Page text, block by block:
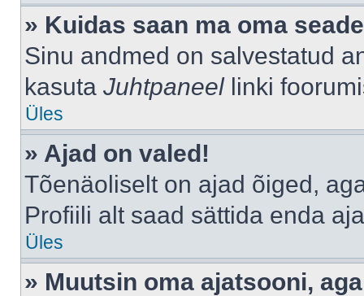
» Kuidas saan ma oma
Sinu andmed on salvestatud
kasuta Juhtpaneellinki
Üles
» Ajad on valed!
Tõenäoliselt on ajad õiged,
Profiili alt saad sättida enda
Üles
» Muutsin oma ajatsooni,